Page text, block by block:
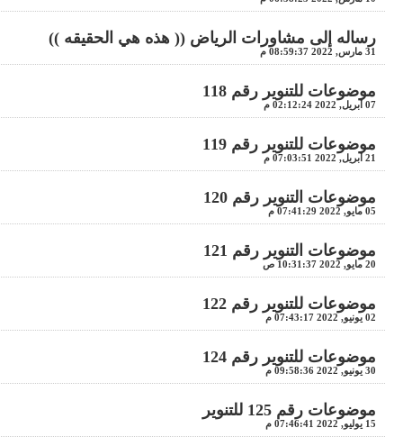
رساله إلى مشاورات الرياض (( هذه هي الحقيقه ))
31 مارس, 2022 08:59:37 م
موضوعات للتنوير رقم 118
07 أبريل, 2022 02:12:24 م
موضوعات للتنوير رقم 119
21 أبريل, 2022 07:03:51 م
موضوعات التنوير رقم 120
05 مايو, 2022 07:41:29 م
موضوعات التنوير رقم 121
20 مايو, 2022 10:31:37 ص
موضوعات للتنوير رقم 122
02 يونيو, 2022 07:43:17 م
موضوعات للتنوير رقم 124
30 يونيو, 2022 09:58:36 م
موضوعات رقم 125 للتنوير
15 يوليو, 2022 07:46:41 م